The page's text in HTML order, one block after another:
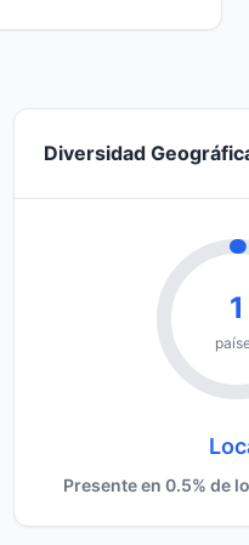
Diversidad
1
Presente en 0.5% de